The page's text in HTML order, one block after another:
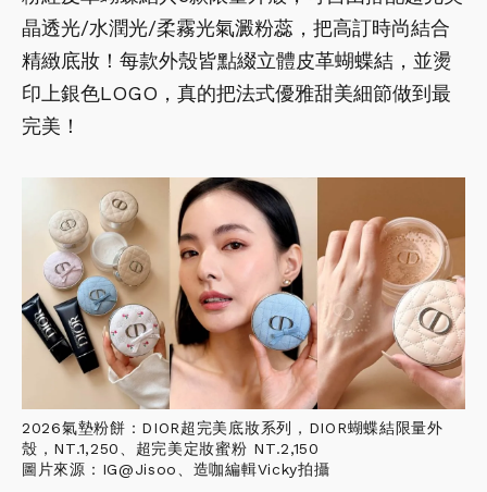
晶透光/水潤光/柔霧光氣澱粉蕊，把高訂時尚結合
精緻底妝！每款外殼皆點綴立體皮革蝴蝶結，並燙
印上銀色LOGO，真的把法式優雅甜美細節做到最
完美！
2026氣墊粉餅：DIOR超完美底妝系列，DIOR蝴蝶結限量外
殼，NT.1,250、超完美定妝蜜粉 NT.2,150
圖片來源：IG@Jisoo、造咖編輯Vicky拍攝